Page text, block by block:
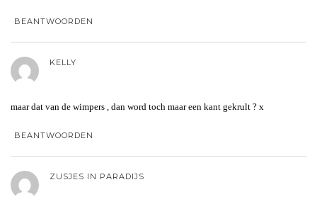
BEANTWOORDEN
KELLY
maar dat van de wimpers , dan word toch maar een kant gekrult ? x
BEANTWOORDEN
ZUSJES IN PARADIJS